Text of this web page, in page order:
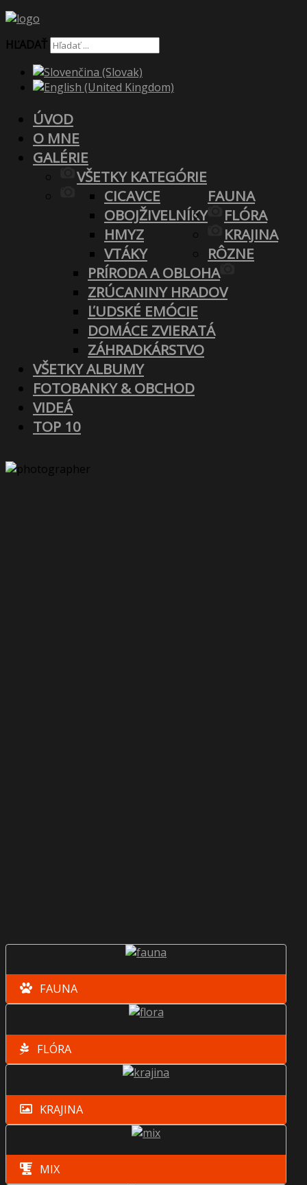
HĽADAŤ
ÚVOD
O MNE
GALÉRIE
VŠETKY KATEGÓRIE
FAUNA
CICAVCE
OBOJŽIVELNÍKY
HMYZ
VTÁKY
FLÓRA
KRAJINA
PRÍRODA A OBLOHA
RÔZNE
ZRÚCANINY HRADOV
ĽUDSKÉ EMÓCIE
DOMÁCE ZVIERATÁ
ZÁHRADKÁRSTVO
VŠETKY ALBUMY
FOTOBANKY & OBCHOD
VIDEÁ
TOP 10
FAUNA
FLÓRA
KRAJINA
MIX